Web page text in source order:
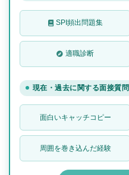
SPI頻出問題集
適職診断
現在・過去に関する面接質問
面白いキャッチコピー
周囲を巻き込んだ経験